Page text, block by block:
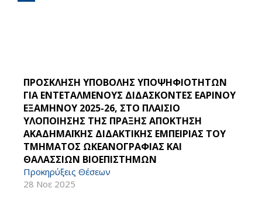
ΠΡΟΣΚΛΗΣΗ ΥΠΟΒΟΛΗΣ ΥΠΟΨΗΦΙΟΤΗΤΩΝ
ΓΙΑ ΕΝΤΕΤΑΛΜΕΝΟΥΣ ΔΙΔΑΣΚΟΝΤΕΣ ΕΑΡΙΝΟΥ
ΕΞΑΜΗΝΟΥ 2025-26, ΣΤΟ ΠΛΑΙΣΙΟ
ΥΛΟΠΟΙΗΣΗΣ ΤΗΣ ΠΡΑΞΗΣ ΑΠΟΚΤΗΣΗ
ΑΚΑΔΗΜΑΪΚΗΣ ΔΙΔΑΚΤΙΚΗΣ ΕΜΠΕΙΡΙΑΣ ΤΟΥ
ΤΜΗΜΑΤΟΣ ΩΚΕΑΝΟΓΡΑΦΙΑΣ ΚΑΙ
ΘΑΛΑΣΣΙΩΝ ΒΙΟΕΠΙΣΤΗΜΩΝ
Προκηρύξεις Θέσεων
28 Νοε 2025